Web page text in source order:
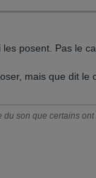
posent. Pas le
mais que dit le
son que certains